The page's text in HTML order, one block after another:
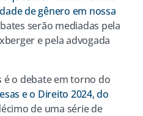
de gênero em nossa
serão mediadas pela
e pela advogada
o debate em torno do
e o Direito 2024, do
de uma série de